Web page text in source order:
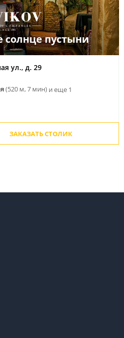
солнце пустыни
ул., д. 29
(520 м, 7 мин) и еще 1
ЗАКАЗАТЬ СТОЛИК